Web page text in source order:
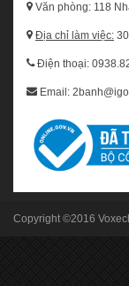
Văn phòng: 118
Địa chỉ làm việc:
Điện thoại:
Email:
Copyright ©2016